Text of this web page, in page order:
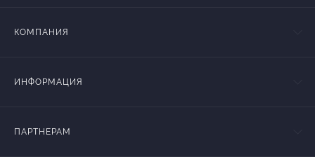
КОМПАНИЯ
ИНФОРМАЦИЯ
ПАРТНЕРАМ